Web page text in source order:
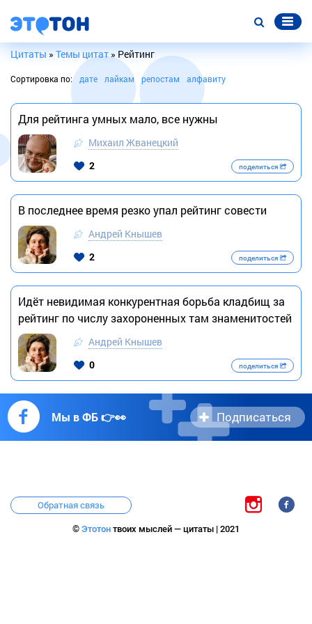
Цитаты » Темы цитат» Рейтинг
Сортировка по: дате лайкам репостам алфавиту
Для рейтинга умных мало, все нужны
Михаил Жванецкий
2
поделиться
В последнее время резко упал рейтинг совести
Андрей Кнышев
2
поделиться
Идёт невидимая конкурентная борьба кладбищ за
рейтинг по числу захороненных там знаменитостей
Андрей Кнышев
0
поделиться
Мы в ФБ 👉👀 Подписаться
Обратная связь
© Этотон твоих мыслей — цитаты | 2021